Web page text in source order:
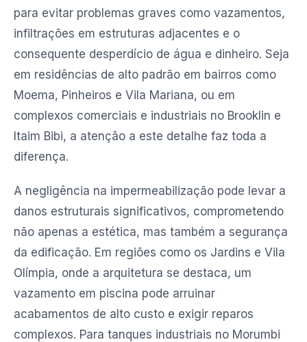
para evitar problemas graves como vazamentos,
infiltrações em estruturas adjacentes e o
consequente desperdício de água e dinheiro. Seja
em residências de alto padrão em bairros como
Moema, Pinheiros e Vila Mariana, ou em
complexos comerciais e industriais no Brooklin e
Itaim Bibi, a atenção a este detalhe faz toda a
diferença.
A negligência na impermeabilização pode levar a
danos estruturais significativos, comprometendo
não apenas a estética, mas também a segurança
da edificação. Em regiões como os Jardins e Vila
Olímpia, onde a arquitetura se destaca, um
vazamento em piscina pode arruinar
acabamentos de alto custo e exigir reparos
complexos. Para tanques industriais no Morumbi